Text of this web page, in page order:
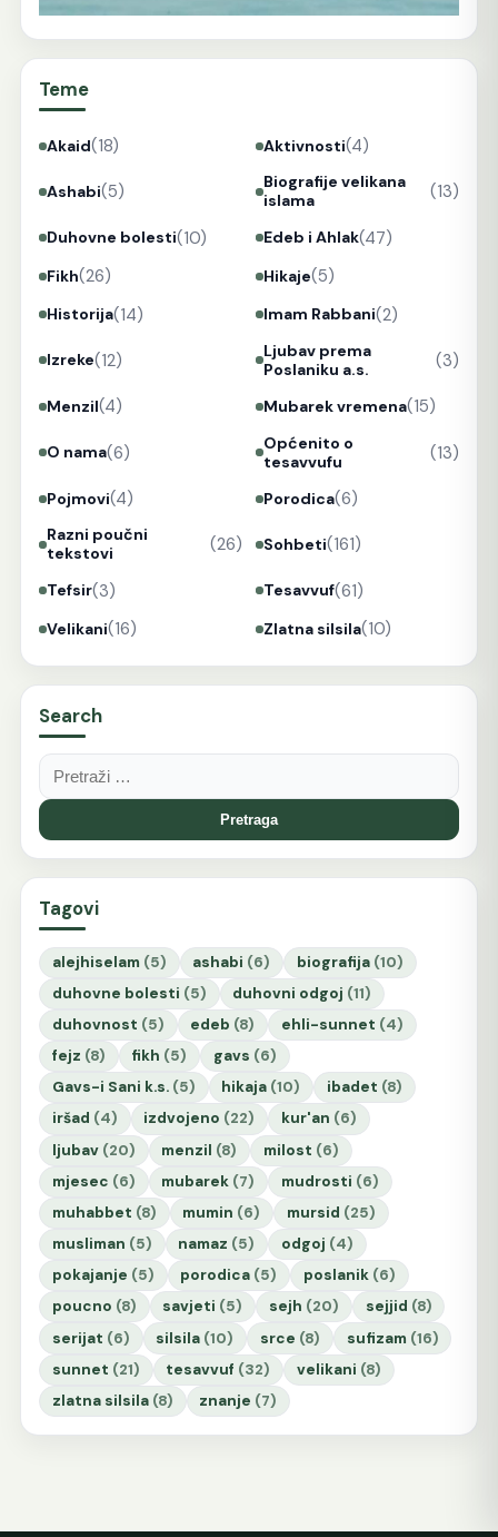
Teme
Akaid(18) Aktivnosti(4)
Ashabi(5)
Biografije velikana
islama
(13)
Duhovne bolesti(10) Edeb i Ahlak(47)
Fikh(26) Hikaje(5)
Historija(14) Imam Rabbani(2)
Izreke(12)
Ljubav prema
Poslaniku a.s.
(3)
Menzil(4) Mubarek vremena(15)
O nama(6)
Općenito o
tesavvufu
(13)
Pojmovi(4) Porodica(6)
Razni poučni
tekstovi
(26) Sohbeti(161)
Tefsir(3) Tesavvuf(61)
Velikani(16) Zlatna silsila(10)
Search
Pretraga:
Tagovi
alejhiselam (5) ashabi (6) biografija (10)
duhovne bolesti (5) duhovni odgoj (11)
duhovnost (5) edeb (8) ehli-sunnet (4)
fejz (8) fikh (5) gavs (6)
Gavs-i Sani k.s. (5) hikaja (10) ibadet (8)
iršad (4) izdvojeno (22) kur'an (6)
ljubav (20) menzil (8) milost (6)
mjesec (6) mubarek (7) mudrosti (6)
muhabbet (8) mumin (6) mursid (25)
musliman (5) namaz (5) odgoj (4)
pokajanje (5) porodica (5) poslanik (6)
poucno (8) savjeti (5) sejh (20) sejjid (8)
serijat (6) silsila (10) srce (8) sufizam (16)
sunnet (21) tesavvuf (32) velikani (8)
zlatna silsila (8) znanje (7)